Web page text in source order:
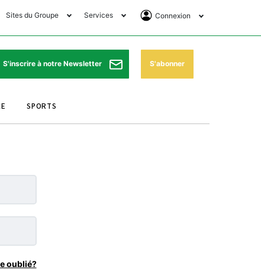
Sites du Groupe
Avantages
Matin Sports
Store
Services
Horaires de prières
Pharmacies de garde
Programme TV
Connexion
Se Connecter
Abonnement
S'inscrire à notre Newsletter S'abonner
SPORTS
oublié?